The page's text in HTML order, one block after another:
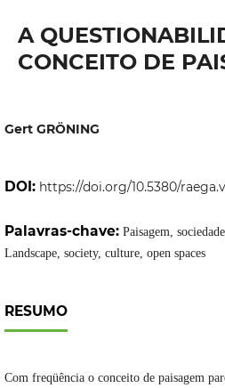
A
CONCEITO DE
Gert GRÖNING
DOI: https://doi.org/10.5380/
Palavras-chave: Paisagem,
Landscape, society, culture, open spaces
RESUMO
Com freqüência o conceito de paisagem